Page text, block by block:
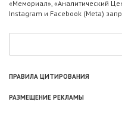
«Мемориал», «Аналитический
Instagram и Facebook (Metа)
ПРАВИЛА ЦИТИРОВАНИЯ
РАЗМЕЩЕНИЕ РЕКЛАМЫ